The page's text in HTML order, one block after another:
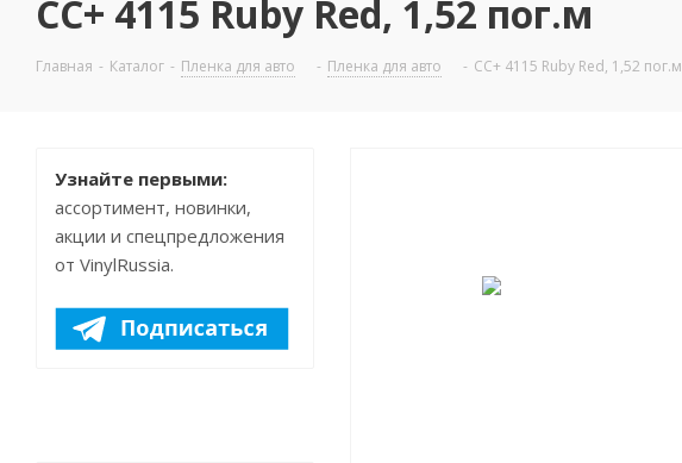
CC+ 4115 Ruby Red, 1,52 пог.м
Главная - Каталог - Пленка для авто - Пленка для авто - CC+ 4115 Ruby Red, 1,52 пог.м
Узнайте первыми:
ассортимент, новинки,
акции и спецпредложения
от VinylRussia.